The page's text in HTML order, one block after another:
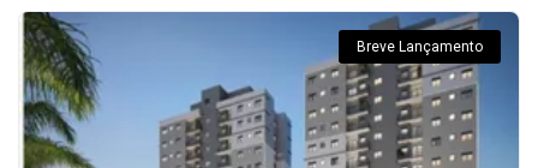
Breve Lançamento